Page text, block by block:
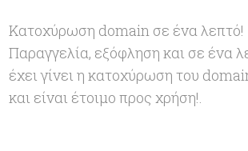
Κατοχύρωση domain σε ένα λεπτό!
Παραγγελία, εξόφληση και σε ένα
έχει γίνει η κατοχύρωση του
και είναι έτοιμο προς χρήση!.